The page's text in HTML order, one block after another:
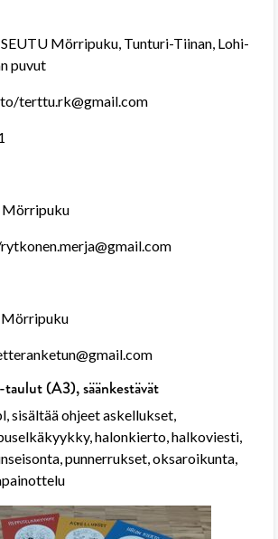
Mörripuku, Tunturi-Tiinan, Lohi-
puvut
terttu.rk@gmail.com
Mörripuku
(A3), säänkestävät
sisältää ohjeet askellukset,
halonkierto, halkoviesti,
punnerrukset, oksaroikunta,